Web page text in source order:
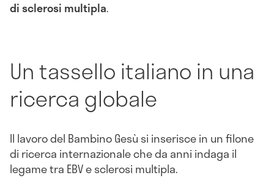
di sclerosi multipla.
Un tassello italiano in una
ricerca globale
Il lavoro del Bambino Gesù si inserisce in un filone
di ricerca internazionale che da anni indaga il
legame tra EBV e sclerosi multipla.